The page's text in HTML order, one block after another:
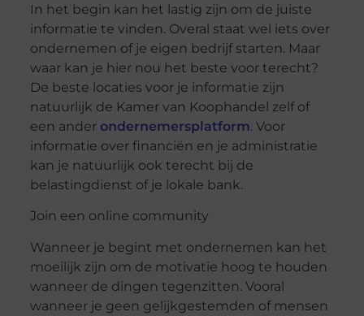
In het begin kan het lastig zijn om de juiste
informatie te vinden. Overal staat wel iets over
ondernemen of je eigen bedrijf starten. Maar
waar kan je hier nou het beste voor terecht?
De beste locaties voor je informatie zijn
natuurlijk de Kamer van Koophandel zelf of
een ander ondernemersplatform. Voor
informatie over financiën en je administratie
kan je natuurlijk ook terecht bij de
belastingdienst of je lokale bank.
Join een online community
Wanneer je begint met ondernemen kan het
moeilijk zijn om de motivatie hoog te houden
wanneer de dingen tegenzitten. Vooral
wanneer je geen gelijkgestemden of mensen